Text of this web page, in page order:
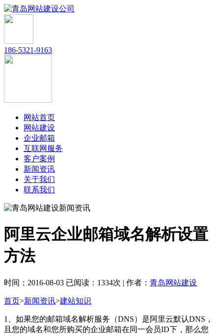
186-5321-9163
网站首页
网站建设
企业邮箱
互联网服务
客户案例
新闻资讯
关于我们
联系我们
阿里云企业邮箱域名解析设置
方法
时间：2016-08-03 已阅读：1334次 | 作者： 青岛网站建设
首页>新闻资讯>建站知识
1、如果您的邮箱域名解析服务（DNS）是阿里云默认DNS，
且您的域名和您所购买的企业邮箱在同一会员ID下，那么您